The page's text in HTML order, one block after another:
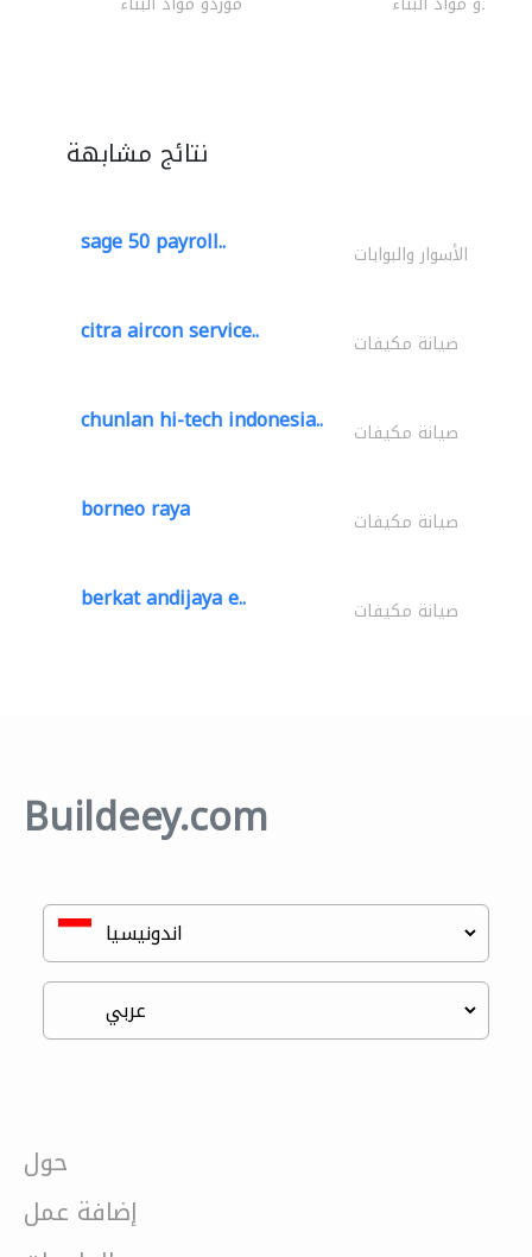
نتائج مشابهة
sage 50 payroll.. الأسوار والبوابات
citra aircon service.. صيانة مكيفات
chunlan hi-tech indonesia.. صيانة مكيفات
borneo raya صيانة مكيفات
berkat andijaya e.. صيانة مكيفات
Buildeey.com
حول
إضافة عمل